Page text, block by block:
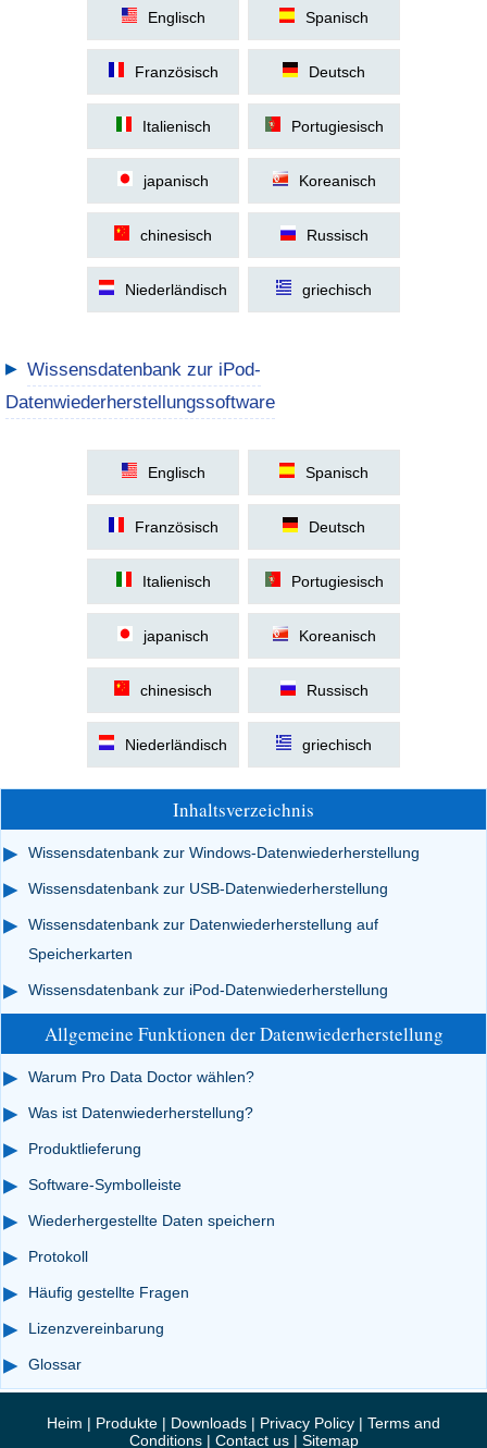
Englisch Spanisch
Französisch Deutsch
Italienisch Portugiesisch
japanisch Koreanisch
chinesisch Russisch
Niederländisch griechisch
▶ Wissensdatenbank zur iPod-
Datenwiederherstellungssoftware
Englisch Spanisch
Französisch Deutsch
Italienisch Portugiesisch
japanisch Koreanisch
chinesisch Russisch
Niederländisch griechisch
Inhaltsverzeichnis
Wissensdatenbank zur Windows-Datenwiederherstellung
Wissensdatenbank zur USB-Datenwiederherstellung
Wissensdatenbank zur Datenwiederherstellung auf
Speicherkarten
Wissensdatenbank zur iPod-Datenwiederherstellung
Allgemeine Funktionen der Datenwiederherstellung
Warum Pro Data Doctor wählen?
Was ist Datenwiederherstellung?
Produktlieferung
Software-Symbolleiste
Wiederhergestellte Daten speichern
Protokoll
Häufig gestellte Fragen
Lizenzvereinbarung
Glossar
Heim | Produkte | Downloads | Privacy Policy | Terms and
Conditions| Contact us| Sitemap